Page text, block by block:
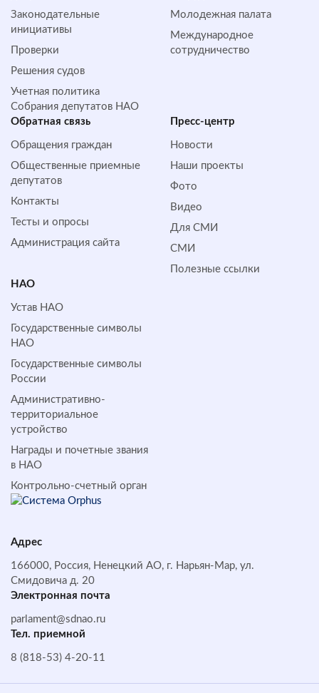
Законодательные
инициативы
Проверки
Решения судов
Учетная политика
Собрания депутатов НАО
Молодежная палата
Международное
сотрудничество
Обратная cвязь
Обращения граждан
Общественные приемные
депутатов
Контакты
Тесты и опросы
Администрация сайта
Пресс-центр
Новости
Наши проекты
Фото
Видео
Для СМИ
СМИ
Полезные ссылки
НАО
Устав НАО
Государственные символы
НАО
Государственные символы
России
Административно-
территориальное
устройство
Награды и почетные звания
в НАО
Контрольно-счетный орган
Адрес
166000, Россия, Ненецкий АО, г. Нарьян-Мар, ул.
Смидовича д. 20
Электронная почта
parlament@sdnao.ru
Тел. приемной
8 (818-53) 4-20-11